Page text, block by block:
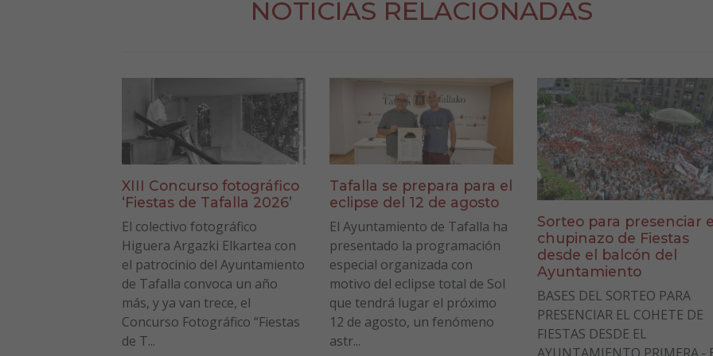
NOTICIAS RELACIONADAS
XIII Concurso fotográfico
‘Fiestas de Tafalla 2026’
El colectivo fotográfico
Higuera Argazki Elkartea con
el patrocinio del Ayuntamiento
de Tafalla convoca un año
más, y ya van trece, el
Concurso Fotográfico “Fiestas
de T...
Tafalla se prepara para el
eclipse del 12 de agosto
El Ayuntamiento de Tafalla ha
presentado la programación
especial organizada con
motivo del eclipse total de Sol
que tendrá lugar el próximo
12 de agosto, un fenómeno
astr...
Sorteo para presenciar
chupinazo de Fiestas
desde el balcón del
Ayuntamiento
BASES DEL SORTEO PARA
PRESENCIAR EL COHETE DE
FIESTAS DESDE EL